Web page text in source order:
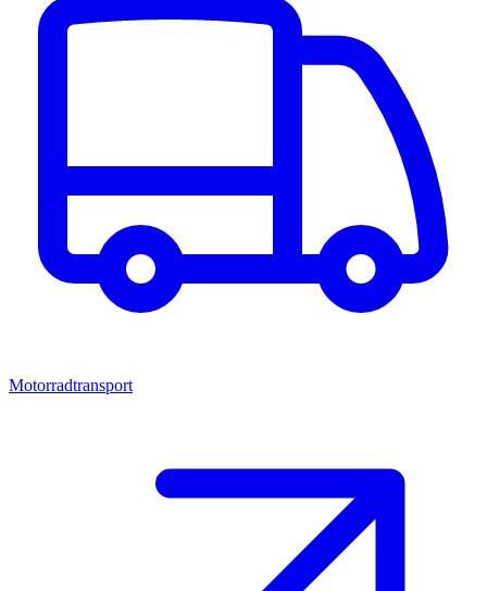
Motorradtransport